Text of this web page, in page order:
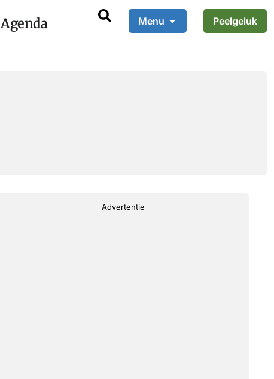
Agenda Menu Peelgeluk
Advertentie